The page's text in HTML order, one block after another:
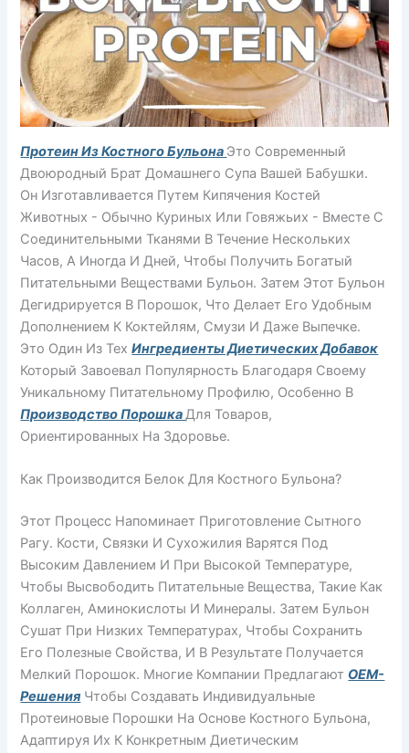
Протеин Из Костного Бульона Это Современный
Двоюродный Брат Домашнего Супа Вашей Бабушки.
Он Изготавливается Путем Кипячения Костей
Животных - Обычно Куриных Или Говяжьих - Вместе С
Соединительными Тканями В Течение Нескольких
Часов, А Иногда И Дней, Чтобы Получить Богатый
Питательными Веществами Бульон. Затем Этот Бульон
Дегидрируется В Порошок, Что Делает Его Удобным
Дополнением К Коктейлям, Смузи И Даже Выпечке.
Это Один Из ТехИнгредиенты Диетических Добавок
Который Завоевал Популярность Благодаря Своему
Уникальному Питательному Профилю, Особенно В
Производство ПорошкаДля Товаров,
Ориентированных На Здоровье.
Как Производится Белок Для Костного Бульона?
Этот Процесс Напоминает Приготовление Сытного
Рагу. Кости, Связки И Сухожилия Варятся Под
Высоким Давлением И При Высокой Температуре,
Чтобы Высвободить Питательные Вещества, Такие Как
Коллаген, Аминокислоты И Минералы. Затем Бульон
Сушат При Низких Температурах, Чтобы Сохранить
Его Полезные Свойства, И В Результате Получается
Мелкий Порошок. Многие Компании Предлагают OEM-
РешенияЧтобы Создавать Индивидуальные
Протеиновые Порошки На Основе Костного Бульона,
Адаптируя Их К Конкретным Диетическим